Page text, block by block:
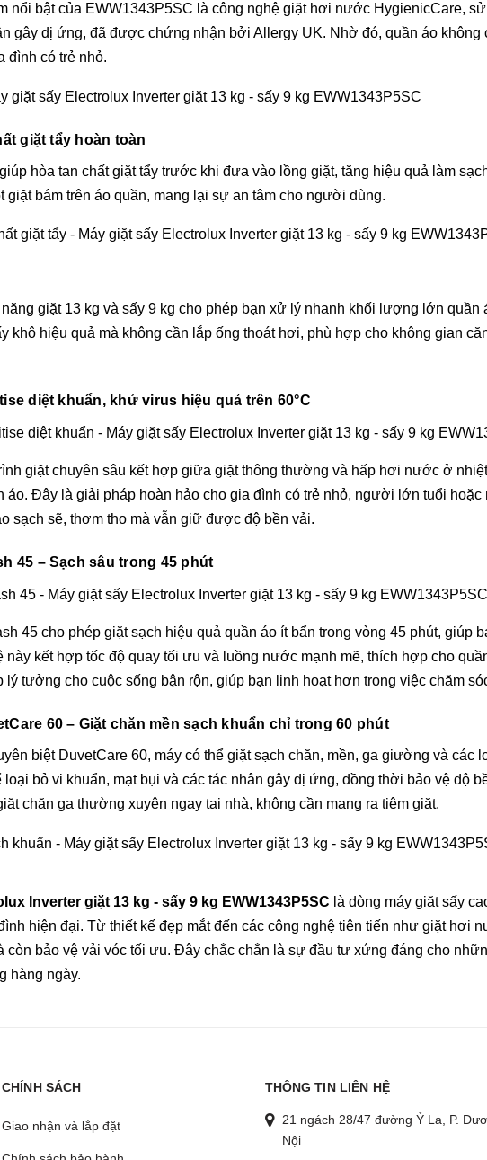
nổi bật của EWW1343P5SC là công nghệ giặt hơi nước HygienicCare,
gây dị ứng, đã được chứng nhận bởi Allergy UK. Nhờ đó, quần áo không
đình có trẻ nhỏ.
giặt tẩy hoàn toàn
hòa tan chất giặt tẩy trước khi đưa vào lồng giặt, tăng hiệu quả làm
giặt bám trên áo quần, mang lại sự an tâm cho người dùng.
giặt 13 kg và sấy 9 kg cho phép bạn xử lý nhanh khối lượng lớn
khô hiệu quả mà không cần lắp ống thoát hơi, phù hợp cho không gian
diệt khuẩn, khử virus hiệu quả trên 60°C
giặt chuyên sâu kết hợp giữa giặt thông thường và hấp hơi nước ở
áo. Đây là giải pháp hoàn hảo cho gia đình có trẻ nhỏ, người lớn tuổi
sạch sẽ, thơm tho mà vẫn giữ được độ bền vải.
45 – Sạch sâu trong 45 phút
45 cho phép giặt sạch hiệu quả quần áo ít bẩn trong vòng 45 phút, giúp
này kết hợp tốc độ quay tối ưu và luồng nước mạnh mẽ, thích hợp cho
tưởng cho cuộc sống bận rộn, giúp bạn linh hoạt hơn trong việc chăm
60 – Giặt chăn mền sạch khuẩn chỉ trong 60 phút
biệt DuvetCare 60, máy có thể giặt sạch chăn, mền, ga giường và các
loại bỏ vi khuẩn, mạt bụi và các tác nhân gây dị ứng, đồng thời bảo vệ độ
chăn ga thường xuyên ngay tại nhà, không cần mang ra tiệm giặt.
Inverter giặt 13 kg - sấy 9 kg EWW1343P5SC là dòng máy giặt sấy
hiện đại. Từ thiết kế đẹp mắt đến các công nghệ tiên tiến như giặt hơi
còn bảo vệ vải vóc tối ưu. Đây chắc chắn là sự đầu tư xứng đáng cho
hàng ngày.
CHÍNH SÁCH
Giao nhận và lắp đặt
THÔNG TIN LIÊN HỆ
21 ngách 28/47 đường Ỷ La, P.
Nội